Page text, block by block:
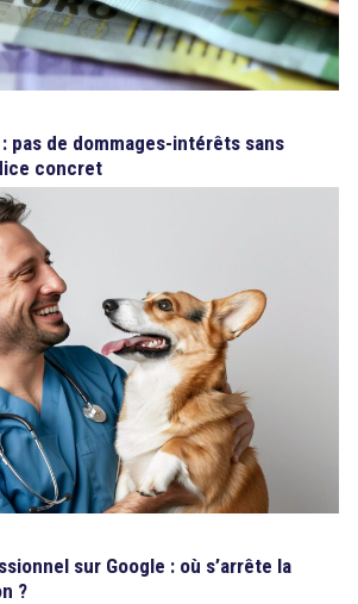
pas de dommages-intérêts sans
concret
sur Google : où s’arrête la
?